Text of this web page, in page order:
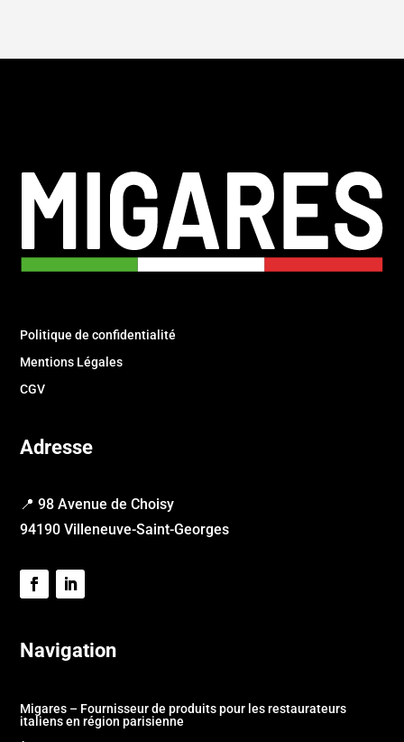
Politique de confidentialité
Mentions Légales
CGV
Adresse
📍 98 Avenue de Choisy
94190 Villeneuve-Saint-Georges
Navigation
Migares – Fournisseur de produits pour les restaurateurs
italiens en région parisienne